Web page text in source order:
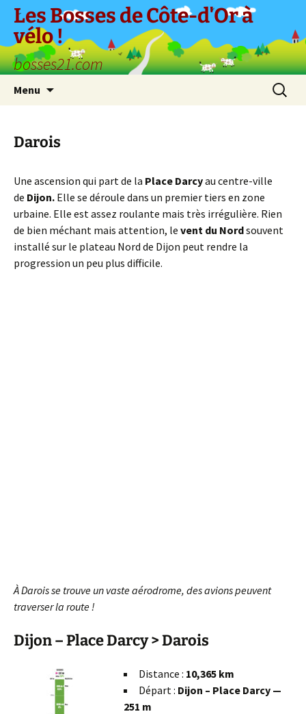
Aller
contenu
Les Bosses de Côte-d'Or à
vélo !
bosses21.com
Menu
Darois
Une ascension qui part de la Place Darcyau centre-ville
de Dijon. Elle se déroule dans un premier tiers en zone
urbaine. Elle est assez roulante mais très irrégulière. Rien
de bien méchant mais attention, le vent du Nordsouvent
installé sur le plateau Nord de Dijon peut rendre la
progression un peu plus difficile.
À Darois se trouve un vaste aérodrome, des avions peuvent
traverser la route !
Dijon – Place Darcy > Darois
Distance : 10,365 km
Départ : Dijon – Place Darcy —
251 m